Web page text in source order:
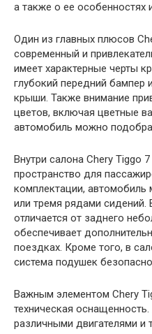
а также о ее особенностях
Один из главных плюсов
современный и
имеет характерные черты
глубокий передний
крыши. Также внимание
цветов, включая цветные
автомобиль можно
Внутри салона Chery Tiggo
пространство для
комплектации,
или тремя рядами сидений.
отличается от заднего
обеспечивает
поездках. Кроме того, в
система подушек
Важным элементом Chery
техническая
различными двигателями и